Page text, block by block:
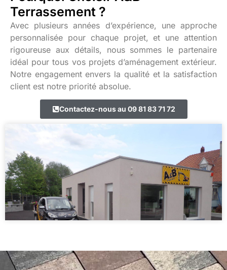
Terrassement ?
Avec plusieurs années d’expérience, une approche
personnalisée pour chaque projet, et une attention
rigoureuse aux détails, nous sommes le partenaire
idéal pour tous vos projets d’aménagement extérieur.
Notre engagement envers la qualité et la satisfaction
client est notre priorité absolue.
Contactez-nous au 09 81 83 71 72